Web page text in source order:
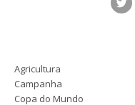
Agricultura
Campanha
Copa do Mundo